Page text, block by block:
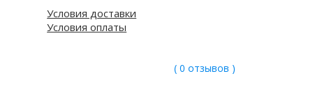
Условия доставки
Условия оплаты
( 0 отзывов )